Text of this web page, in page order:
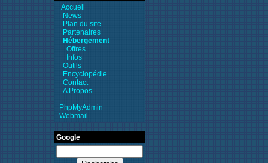
Accueil
News
Plan du site
Partenaires
Hébergement
Offres
Infos
Outils
Encyclopédie
Contact
A Propos
PhpMyAdmin
Webmail
Google